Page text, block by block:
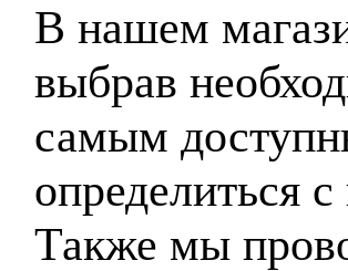
В нашем
выбрав
самым
определиться
Также мы